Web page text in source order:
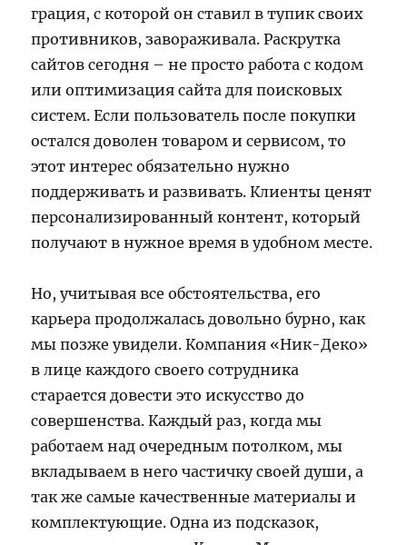
грация, с которой он ставил в тупик своих
противников, завораживала. Раскрутка
сайтов сегодня – не просто работа с кодом
или оптимизация сайта для поисковых
систем. Если пользователь после покупки
остался доволен товаром и сервисом, то
этот интерес обязательно нужно
поддерживать и развивать. Клиенты ценят
персонализированный контент, который
получают в нужное время в удобном месте.
Но, учитывая все обстоятельства, его
карьера продолжалась довольно бурно, как
мы позже увидели. Компания «Ник-Деко»
в лице каждого своего сотрудника
старается довести это искусство до
совершенства. Каждый раз, когда мы
работаем над очередным потолком, мы
вкладываем в него частичку своей души, а
так же самые качественные материалы и
комплектующие. Одна из подсказок,